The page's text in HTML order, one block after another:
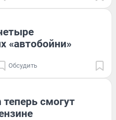
«автобойни»
Обсудить
смогут